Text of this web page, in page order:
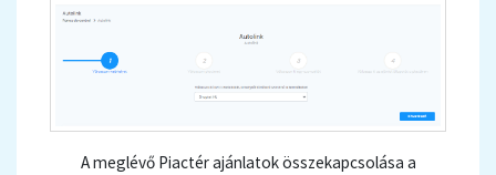
A meglévő Piactér ajánlatok összekapcsolása a